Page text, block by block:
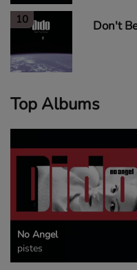
10 Don't
Top Albums
No Angel
pistes